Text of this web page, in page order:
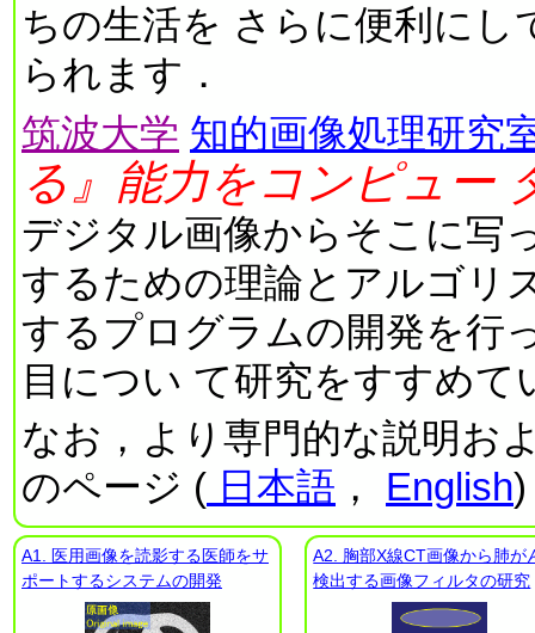
ちの生活を さらに便利にしてくれるツールになり得ると考え
られます．
筑波大学 知的画像処理研究
る』 能力をコンピュー
デジタル画像からそこに写
するための理論とアルゴリ
するプログラムの開発を行
目につい て研究をすすめて
なお，より専門的な説明お
のページ ( 日本語 ， English)
A1. 医用画像を読影する医師をサ
ポートするシステムの開発
A2. 胸部X線CT画像から肺が
検出する画像フィルタの研究